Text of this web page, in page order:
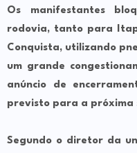
Os manifestantes
rodovia, tanto para
Conquista, utilizando
um grande
anúncio de
previsto para a próxima
Segundo o diretor da